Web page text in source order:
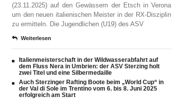
(23.11.2025) auf den Gewässern der Etsch in Verona
um den neuen italienischen Meister in der RX-Disziplin
zu ermitteln. Die Jugendlichen (U19) des ASV
Weiterlesen
Italienmeisterschaft in der Wildwasserabfahrt auf
dem Fluss Nera in Umbrien: der ASV Sterzing holt
zwei Titel und eine Silbermedaille
Auch Sterzinger Rafting Boote beim „World Cup“ in
der Val di Sole im Trentino vom 6. bis 8. Juni 2025
erfolgreich am Start